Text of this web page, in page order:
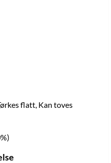
flatt, Kan toves